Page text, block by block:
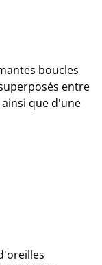
boucles
entre
que d'une